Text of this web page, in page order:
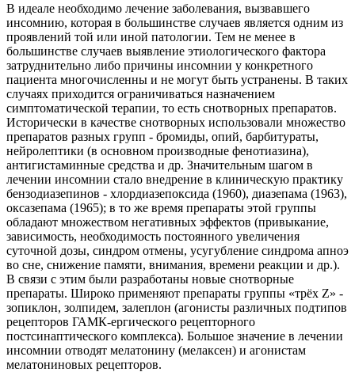
В идеале необходимо лечение заболевания, вызвавшего
инсомнию, которая в большинстве случаев является одним из
проявлений той или иной патологии. Тем не менее в
большинстве случаев выявление этиологического фактора
затруднительно либо причины инсомнии у конкретного
пациента многочисленны и не могут быть устранены. В таких
случаях приходится ограничиваться назначением
симптоматической терапии, то есть снотворных препаратов.
Исторически в качестве снотворных использовали множество
препаратов разных групп - бромиды, опий, барбитураты,
нейролептики (в основном производные фенотиазина),
антигистаминные средства и др. Значительным шагом в
лечении инсомнии стало внедрение в клиническую практику
бензодиазепинов - хлордиазепоксида (1960), диазепама (1963),
оксазепама (1965); в то же время препараты этой группы
обладают множеством негативных эффектов (привыкание,
зависимость, необходимость постоянного увеличения
суточной дозы, синдром отмены, усугубление синдрома апноэ
во сне, снижение памяти, внимания, времени реакции и др.).
В связи с этим были разработаны новые снотворные
препараты. Широко применяют препараты группы «трёх Z» -
зопиклон, золпидем, залеплон (агонисты различных подтипов
рецепторов ГАМК-ергического рецепторного
постсинаптического комплекса). Большое значение в лечении
инсомнии отводят мелатонину (мелаксен) и агонистам
мелатониновых рецепторов.